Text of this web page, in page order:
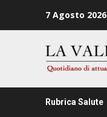
7 Agosto 2026
Rubrica Salute